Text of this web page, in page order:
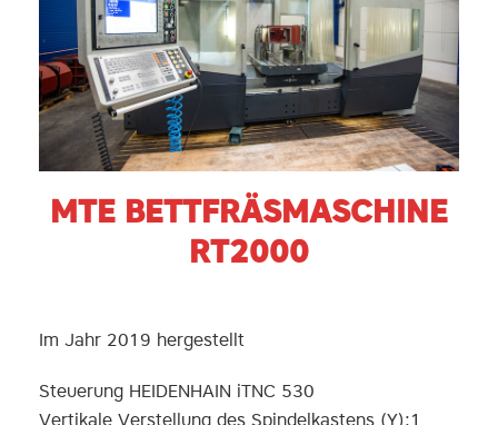
MTE BETTFRÄSMASCHINE
RT2000
Im Jahr 2019 hergestellt
Steuerung HEIDENHAIN iTNC 530
Vertikale Verstellung des Spindelkastens (Y):1